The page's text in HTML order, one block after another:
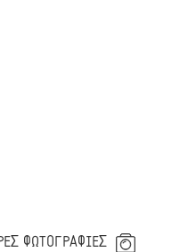
ΦΩΤΟΓΡΑΦΙΕΣ